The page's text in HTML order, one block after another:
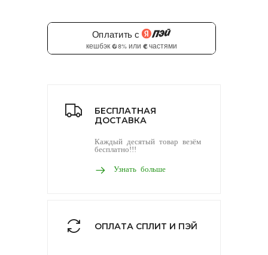
БЕСПЛАТНАЯ
ДОСТАВКА
Каждый десятый товар везём
бесплатно!!!
Узнать больше
ОПЛАТА СПЛИТ И ПЭЙ